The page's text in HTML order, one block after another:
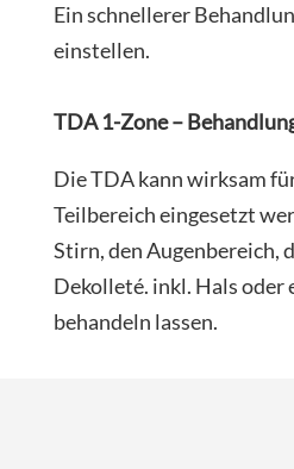
Ein schnellerer
einstellen.
TDA 1-Zone –
Die TDA kann wirksam
Teilbereich eingesetzt
Stirn, den Augenbereich,
Dekolleté. inkl. Hals oder
behandeln lassen.